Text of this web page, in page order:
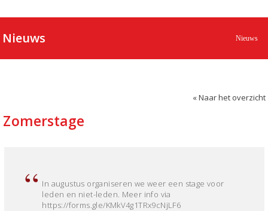
Nieuws Nieuws
« Naar het overzicht
Zomerstage
In augustus organiseren we weer een stage voor
leden en niet-leden. Meer info via
https://forms.gle/KMkV4g1TRx9cNjLF6